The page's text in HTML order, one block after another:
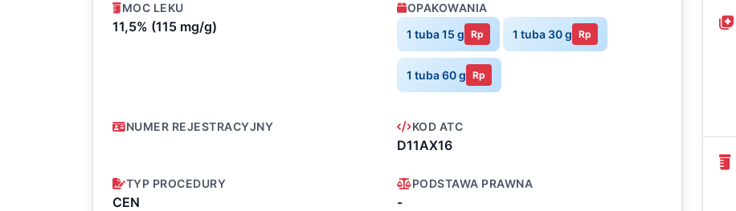
MOC LEKU
11,5% (115 mg/g)
OPAKOWANIA
1 tuba 15 g Rp 1 tuba 30 g Rp
1 tuba 60 g Rp
NUMER REJESTRACYJNY KOD ATC
D11AX16
TYP PROCEDURY
CEN
PODSTAWA PRAWNA
-